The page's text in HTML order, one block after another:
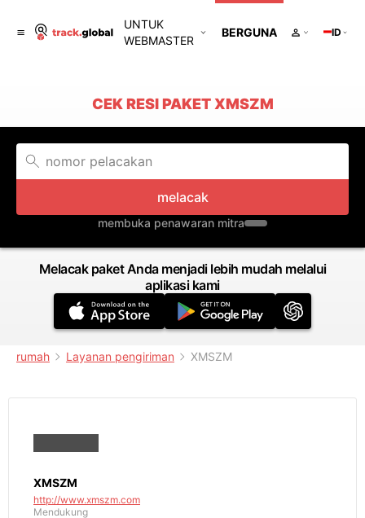
UNTUK
WEBMASTER
BERGUNA ID
CEK RESI PAKET XMSZM
melacak
membuka penawaran mitra
Melacak paket Anda menjadi lebih mudah melalui
aplikasi kami
rumah Layanan pengiriman XMSZM
XMSZM
http://www.xmszm.com
Mendukung